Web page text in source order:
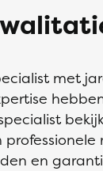
met
en